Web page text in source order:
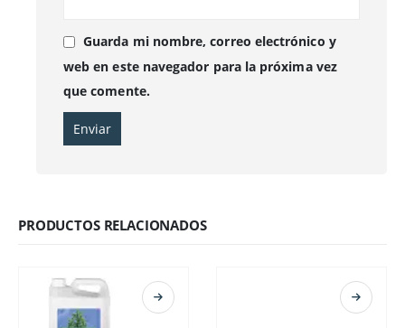
Guarda mi nombre, correo electrónico y
web en este navegador para la próxima vez
que comente.
PRODUCTOS RELACIONADOS